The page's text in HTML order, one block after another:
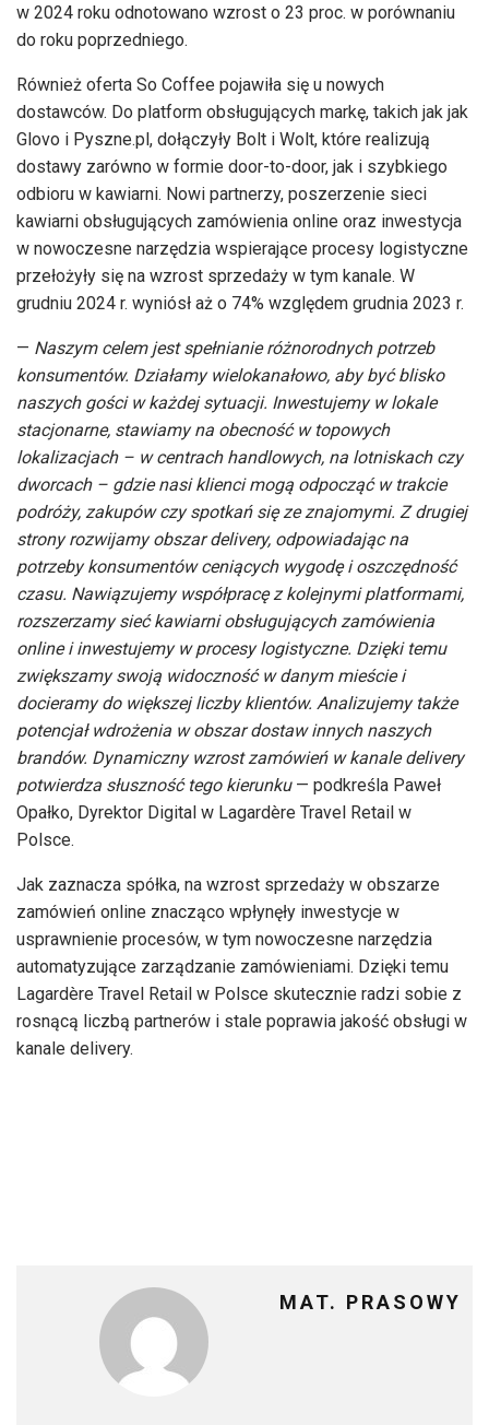
w 2024 roku odnotowano wzrost o 23 proc. w porównaniu
do roku poprzedniego.
Również oferta So Coffee pojawiła się u nowych
dostawców. Do platform obsługujących markę, takich jak jak
Glovo i Pyszne.pl, dołączyły Bolt i Wolt, które realizują
dostawy zarówno w formie door-to-door, jak i szybkiego
odbioru w kawiarni. Nowi partnerzy, poszerzenie sieci
kawiarni obsługujących zamówienia online oraz inwestycja
w nowoczesne narzędzia wspierające procesy logistyczne
przełożyły się na wzrost sprzedaży w tym kanale. W
grudniu 2024 r. wyniósł aż o 74% względem grudnia 2023 r.
— Naszym celem jest spełnianie różnorodnych potrzeb
konsumentów. Działamy wielokanałowo, aby być blisko
naszych gości w każdej sytuacji. Inwestujemy w lokale
stacjonarne, stawiamy na obecność w topowych
lokalizacjach – w centrach handlowych, na lotniskach czy
dworcach – gdzie nasi klienci mogą odpocząć w trakcie
podróży, zakupów czy spotkań się ze znajomymi. Z drugiej
strony rozwijamy obszar delivery, odpowiadając na
potrzeby konsumentów ceniących wygodę i oszczędność
czasu. Nawiązujemy współpracę z kolejnymi platformami,
rozszerzamy sieć kawiarni obsługujących zamówienia
online i inwestujemy w procesy logistyczne. Dzięki temu
zwiększamy swoją widoczność w danym mieście i
docieramy do większej liczby klientów. Analizujemy także
potencjał wdrożenia w obszar dostaw innych naszych
brandów. Dynamiczny wzrost zamówień w kanale delivery
potwierdza słuszność tego kierunku — podkreśla Paweł
Opałko, Dyrektor Digital w Lagardère Travel Retail w
Polsce.
Jak zaznacza spółka, na wzrost sprzedaży w obszarze
zamówień online znacząco wpłynęły inwestycje w
usprawnienie procesów, w tym nowoczesne narzędzia
automatyzujące zarządzanie zamówieniami. Dzięki temu
Lagardère Travel Retail w Polsce skutecznie radzi sobie z
rosnącą liczbą partnerów i stale poprawia jakość obsługi w
kanale delivery.
MAT. PRASOWY